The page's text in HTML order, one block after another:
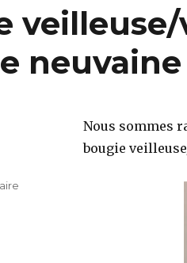
Nous sommes
bougie